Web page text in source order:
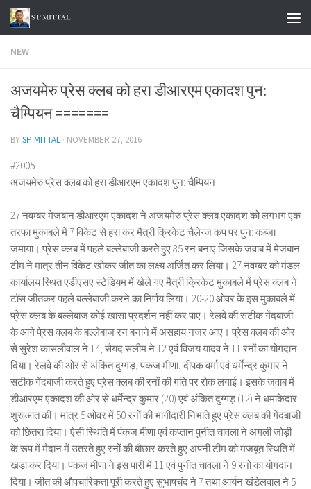
Skip to content
NEW
अजयमेरु प्रेस क्लब को हरा डीआरएम एकादश पुन:
चैम्पियन =======
BYSP MITTAL · NOVEMBER 27, 2016
#2005
अजयमेरु प्रेस क्लब को हरा डीआरएम एकादश पुन: चैम्पियन
=========================
27 नवम्बर मेजबान डीआरएम एकादश ने अजयमेरु प्रेस क्लब एकादश को लगभग एक
तरफा मुकाबले में 7 विकेट से हरा कर मैत्री क्रिकेट चैलेन्ज कप पर पुन: कब्जा
जमाया। प्रेस क्लब में पहले बल्लेबाजी करते हुए 85 रन बनाए जिसके जवाब में मेजबान
टीम ने मात्र तीन विकेट खोकर जीत का लक्ष्य अर्जित कर लिया। 27 नवम्बर को मंडल
कार्यालय स्थित एडीएसए स्टेडियम में खेले गए मैत्री क्रिकेट मुकाबले में प्रेस क्लब ने
टॉस जीतकर पहले बल्लेबाजी करने का निर्णय लिया। 20-20 ओवर के इस मुकाबले में
प्रेस क्लब के बल्लेबाज कोई खासा प्रदर्शन नहीं कर पाए। रेलवे की सटीक गेंदबाजी
के आगे पे्रस क्लब के बल्लेबाज रन बनाने में असहाय नजर आए। प्रेस क्लब की ओर
से सुरेश कासलीवाल ने 14, सैयद सलीम ने 12 एवं विजय यादव ने 11 रनों का योगदान
दिया। रेलवे की ओर से अंकित दुग्गड़, पंकज मीणा, दीपक वर्मा एवं धर्मेन्द्र कुमार ने
सटीक गेंदबाजी करते हुए प्रेस क्लब की रनों की गति पर रोक लगाई। इसके जवाब में
डीआरएम एकादश की ओर से धर्मेन्द्र कुमार (20) एवं अंकित दुग्गड़ (12) ने धमाकेदार
शुरूआत की। मात्र 5 ओवर में 50 रनों की भागीदारी निभाते हुए प्रेस क्लब की गेंदबाजी
को छितरा दिया। ऐसी स्थिति में पंकज मीणा एवं कप्तान पुनीत चावला ने अगली जोड़ी
के रूप में मैदान में उतरते हुए रनों की बौछार करते हुए अपनी टीम को मजबूत स्थिति में
खड़ा कर दिया। पंकज मीणा ने इस पारी में 11 एवं पुनीत चावला ने 9 रनों का योगदान
दिया। जीत की औपचारिकता पूरी करते हुए सुभाषचंद ने 7 तथा आर्यन खंडेलवाल ने 5